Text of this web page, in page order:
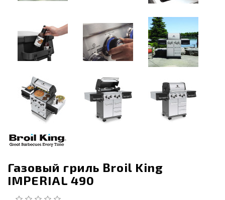
Газовый гриль Broil King
IMPERIAL 490